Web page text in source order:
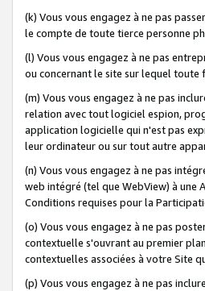
(k) Vous vous engagez à ne pas
le compte de toute tierce personne
(l) Vous vous engagez à ne pas
ou concernant le site sur lequel toute
(m) Vous vous engagez à ne pas
relation avec tout logiciel espion,
application logicielle qui n'est pas
leur ordinateur ou sur tout autre
(n) Vous vous engagez à ne pas
web intégré (tel que WebView) à une
Conditions requises pour la
(o) Vous vous engagez à ne pas
contextuelle s'ouvrant au premier
contextuelles associées à votre Site
(p) Vous vous engagez à ne pas